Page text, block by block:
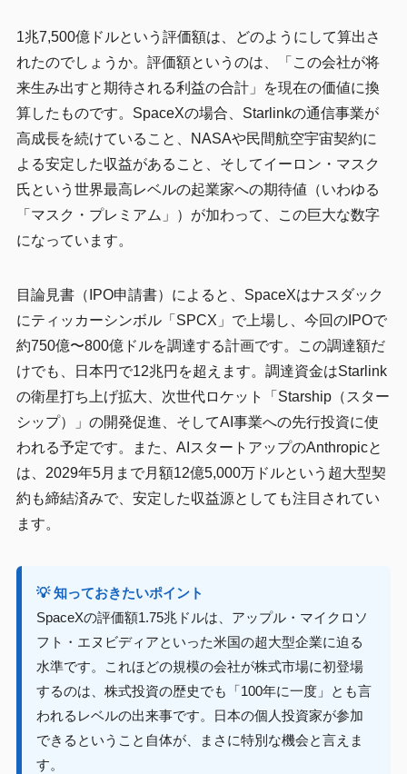
1兆7,500億ドルという評価額は、どのようにして算出さ
れたのでしょうか。評価額というのは、「この会社が将
来生み出すと期待される利益の合計」を現在の価値に換
算したものです。SpaceXの場合、Starlinkの通信事業が
高成長を続けていること、NASAや民間航空宇宙契約に
よる安定した収益があること、そしてイーロン・マスク
氏という世界最高レベルの起業家への期待値（いわゆる
「マスク・プレミアム」）が加わって、この巨大な数字
になっています。
目論見書（IPO申請書）によると、SpaceXはナスダック
にティッカーシンボル「SPCX」で上場し、今回のIPOで
約750億〜800億ドルを調達する計画です。この調達額だ
けでも、日本円で12兆円を超えます。調達資金はStarlink
の衛星打ち上げ拡大、次世代ロケット「Starship（スター
シップ）」の開発促進、そしてAI事業への先行投資に使
われる予定です。また、AIスタートアップのAnthropicと
は、2029年5月まで月額12億5,000万ドルという超大型契
約も締結済みで、安定した収益源としても注目されてい
ます。
💡 知っておきたいポイント
SpaceXの評価額1.75兆ドルは、アップル・マイクロソ
フト・エヌビディアといった米国の超大型企業に迫る
水準です。これほどの規模の会社が株式市場に初登場
するのは、株式投資の歴史でも「100年に一度」とも言
われるレベルの出来事です。日本の個人投資家が参加
できるということ自体が、まさに特別な機会と言えま
す。